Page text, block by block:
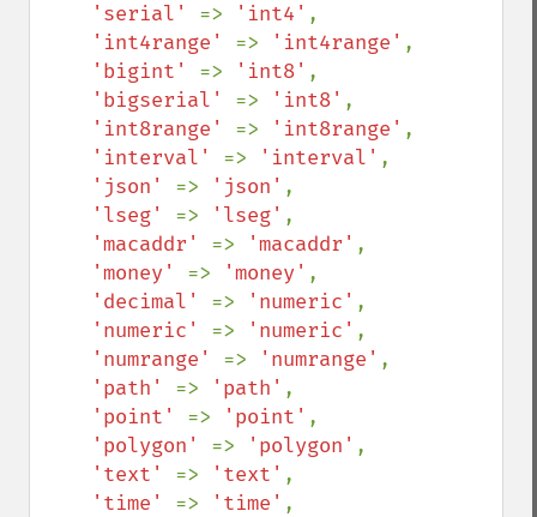
'serial' => 'int4' ,
'int4range' => 'int4range' ,
'bigint' => 'int8' ,
'bigserial' => 'int8' ,
'int8range' => 'int8range' ,
'interval' => 'interval' ,
'json' => 'json' ,
'lseg' => 'lseg' ,
'macaddr' => 'macaddr' ,
'money' => 'money' ,
'decimal' => 'numeric' ,
'numeric' => 'numeric' ,
'numrange' => 'numrange' ,
'path' => 'path' ,
'point' => 'point' ,
'polygon' => 'polygon' ,
'text' => 'text' ,
'time' => 'time' ,